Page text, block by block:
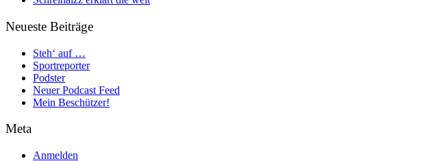
Neueste Beiträge
Steh‘ auf …
Sportreporter
Podster
Neuer Podcast Feed
Mein Beschützer!
Meta
Anmelden